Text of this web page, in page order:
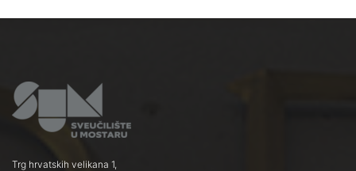
Trg hrvatskih velikana 1,